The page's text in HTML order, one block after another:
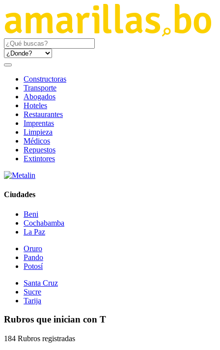
Constructoras
Transporte
Abogados
Hoteles
Restaurantes
Imprentas
Limpieza
Médicos
Repuestos
Extintores
Ciudades
Beni
Cochabamba
La Paz
Oruro
Pando
Potosí
Santa Cruz
Sucre
Tarija
Rubros que inician con T
184 Rubros registradas